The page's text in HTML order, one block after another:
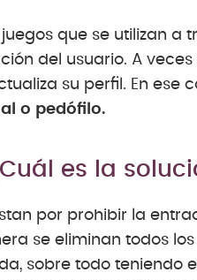
que se utilizan a
del usuario. A
su perfil. En ese
o pedófilo.
es la
por prohibir la
se eliminan todos
sobre todo teniendo